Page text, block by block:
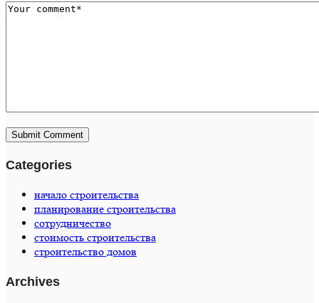
Categories
начало строительства
планирование строительства
сотрудничество
стоимость строительства
строительство домов
Archives